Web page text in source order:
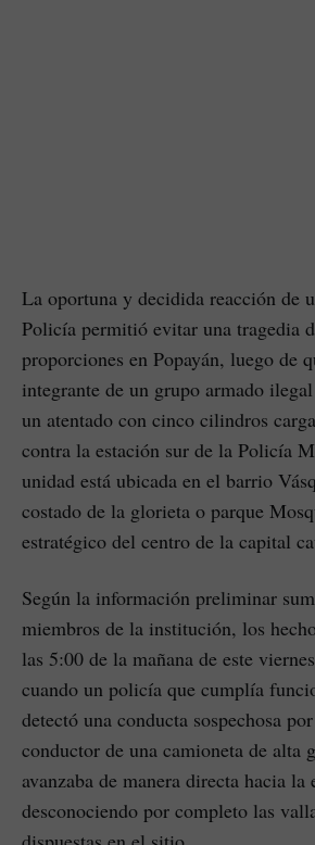
La oportuna y decidida reacción de
Policía permitió evitar una tragedia
proporciones en Popayán, luego de
integrante de un grupo armado
un atentado con cinco cilindros
contra la estación sur de la Policía
unidad está ubicada en el barrio
costado de la glorieta o parque
estratégico del centro de la capital
Según la información preliminar
miembros de la institución, los
las 5:00 de la mañana de este
cuando un policía que cumplía
detectó una conducta sospechosa
conductor de una camioneta de alta
avanzaba de manera directa hacia
desconociendo por completo las